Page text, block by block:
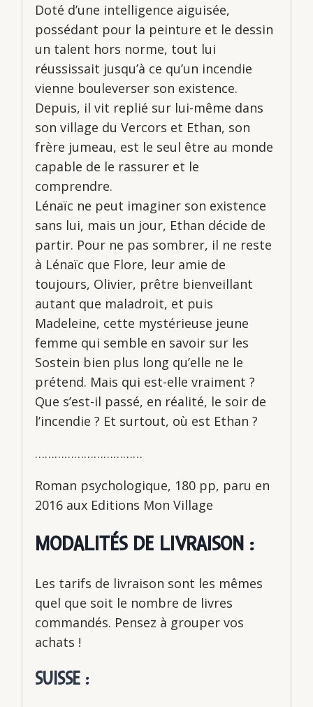
Doté d’une intelligence aiguisée,
possédant pour la peinture et le dessin
un talent hors norme, tout lui
réussissait jusqu’à ce qu’un incendie
vienne bouleverser son existence.
Depuis, il vit replié sur lui-même dans
son village du Vercors et Ethan, son
frère jumeau, est le seul être au monde
capable de le rassurer et le
comprendre.
Lénaïc ne peut imaginer son existence
sans lui, mais un jour, Ethan décide de
partir. Pour ne pas sombrer, il ne reste
à Lénaïc que Flore, leur amie de
toujours, Olivier, prêtre bienveillant
autant que maladroit, et puis
Madeleine, cette mystérieuse jeune
femme qui semble en savoir sur les
Sostein bien plus long qu’elle ne le
prétend. Mais qui est-elle vraiment ?
Que s’est-il passé, en réalité, le soir de
l’incendie ? Et surtout, où est Ethan ?
……………………………
Roman psychologique, 180 pp, paru en
2016 aux Editions Mon Village
MODALITÉS DE LIVRAISON :
Les tarifs de livraison sont les mêmes
quel que soit le nombre de livres
commandés. Pensez à grouper vos
achats !
SUISSE :